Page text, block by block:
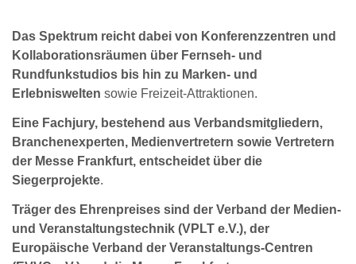
Das Spektrum reicht dabei von Konferenzzentren und
Kollaborationsräumen über Fernseh- und
Rundfunkstudios bis hin zu Marken- und
Erlebniswelten sowie Freizeit-Attraktionen.
Eine Fachjury, bestehend aus Verbandsmitgliedern,
Branchenexperten, Medienvertretern sowie Vertretern
der Messe Frankfurt, entscheidet über die
Siegerprojekte.
Träger des Ehrenpreises sind der Verband der Medien-
und Veranstaltungstechnik (VPLT e.V.), der
Europäische Verband der Veranstaltungs-Centren